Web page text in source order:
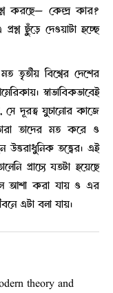
করছে— কেন্দ্র কার?
ছুঁড়ে দেওয়াটা হচ্ছে
তৃতীয় বিশ্বের দেশের
স্বাভাবিকভাবেই
সে দূরত্ব ঘুচানোর কাজে
তাদের মত করে ও
তত্ত্বের। এই
প্রাচ্যে যতটা হয়েছে
আশা করা যায় ও এর
এটা বলা যায়।
theory and